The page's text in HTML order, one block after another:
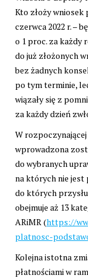
Kto złoży wniosek
czerwca 2022 r. –
o 1 proc. za każdy
do już złożonych
bez żadnych
po tym terminie,
wiązały się z
za każdy dzień
W rozpoczynającej
wprowadzona
do wybranych
na których nie jest
do których
obejmuje aż 13
ARiMR (https://
platnosc-
Kolejna istotna
płatnościami w